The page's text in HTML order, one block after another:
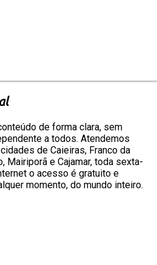
de forma clara, sem
a todos. Atendemos
de Caieiras, Franco da
Mairiporã e Cajamar, toda sexta-
o acesso é gratuito e
momento, do mundo inteiro.